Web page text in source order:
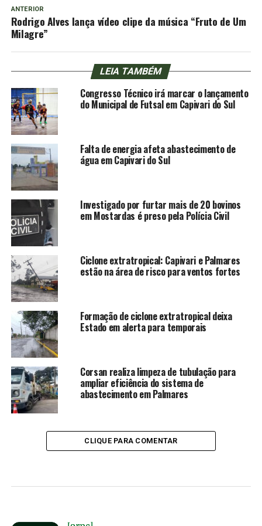
ANTERIOR
Rodrigo Alves lança vídeo clipe da música “Fruto de Um
Milagre”
LEIA TAMBÉM
Congresso Técnico irá marcar o lançamento
do Municipal de Futsal em Capivari do Sul
Falta de energia afeta abastecimento de
água em Capivari do Sul
Investigado por furtar mais de 20 bovinos
em Mostardas é preso pela Polícia Civil
Ciclone extratropical: Capivari e Palmares
estão na área de risco para ventos fortes
Formação de ciclone extratropical deixa
Estado em alerta para temporais
Corsan realiza limpeza de tubulação para
ampliar eficiência do sistema de
abastecimento em Palmares
CLIQUE PARA COMENTAR